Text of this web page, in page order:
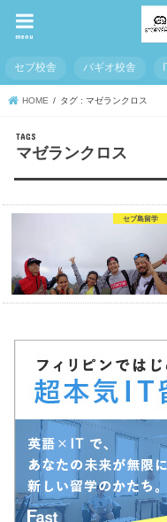
menu
セブ校舎 バギオ校舎
HOME タグ : マゼランクロス
マゼランクロス
セブ島留学